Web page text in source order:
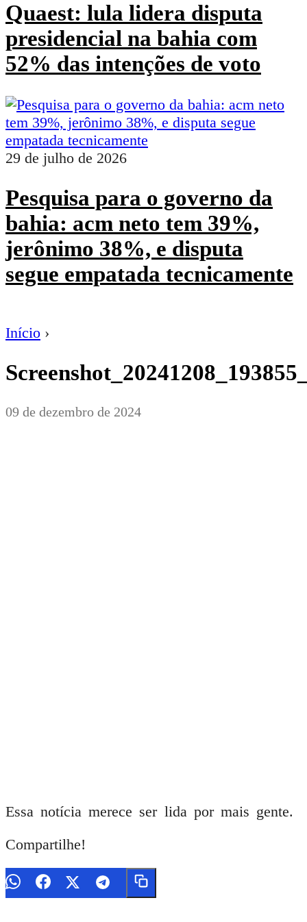
Quaest: lula lidera disputa
presidencial na bahia com
52% das intenções de voto
29 de julho de 2026
Pesquisa para o governo da
bahia: acm neto tem 39%,
jerônimo 38%, e disputa
segue empatada tecnicamente
Início ›
09 de dezembro de 2024
Essa notícia merece ser lida por mais gente.
Compartilhe!